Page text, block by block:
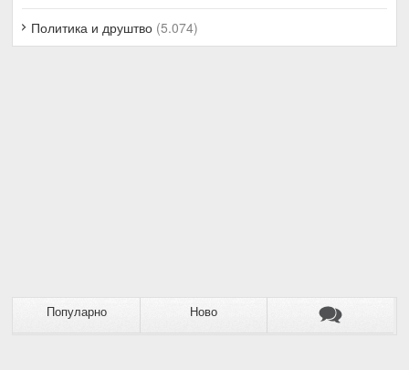
Политика и друштво (5.074)
Популарно Ново